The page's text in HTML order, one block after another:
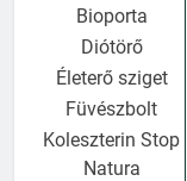
Bioporta
Diótörő
Életerő sziget
Füvészbolt
Koleszterin Stop
Natura